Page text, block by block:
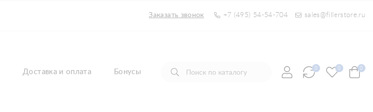
Заказать звонок +7 (495) 54-54-704 sales@fillerstore.ru
Доставка и оплата Бонусы 0 0 0